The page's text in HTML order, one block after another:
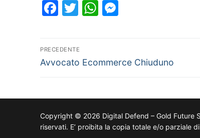
Facebook
TwitterWhatsApp
PRECEDENTE
Avvocato Ecommerce Chiuduno
Copyright © 2026 Digital Defend – Gold Future
riservati. E’ proibita la copia totale e/o parziale